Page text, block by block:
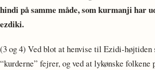
hindi på samme måde, som kurmanji har
ezdiki.
(3 og 4) Ved blot at henvise til Ezidi-højtiden
“kurderne” fejrer, og ved at lykønske folkene